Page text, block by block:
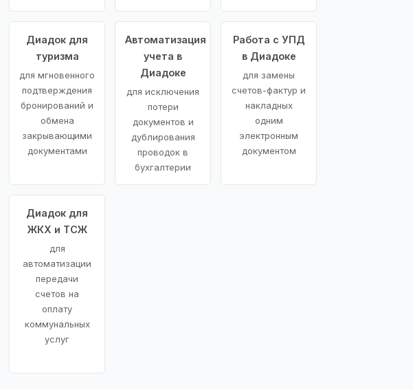
Диадок для
туризма
для мгновенного
подтверждения
бронирований и
обмена
закрывающими
документами
Автоматизация
учета в
Диадоке
для исключения
потери
документов и
дублирования
проводок в
бухгалтерии
Работа с УПД
в Диадоке
для замены
счетов-фактур и
накладных
одним
электронным
документом
Диадок для
ЖКХ и ТСЖ
для
автоматизации
передачи
счетов на
оплату
коммунальных
услуг